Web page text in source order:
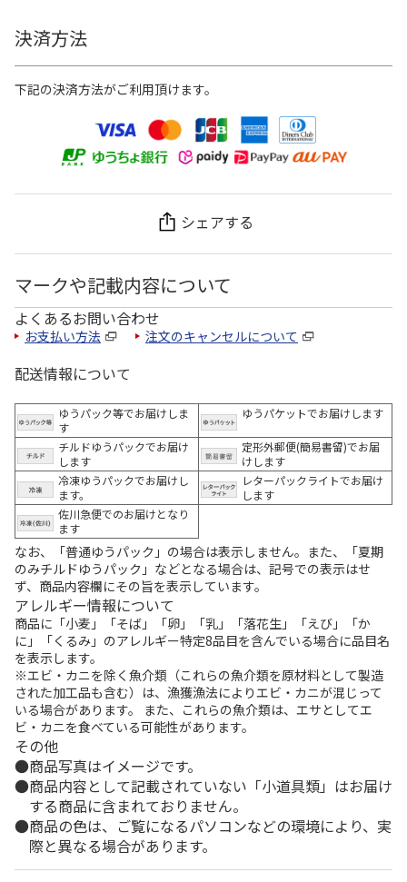
決済方法
下記の決済方法がご利用頂けます。
シェアする
マークや記載内容について
よくあるお問い合わせ
お支払い方法 注文のキャンセルについて
配送情報について
ゆうパック等でお届けしま
す
ゆうパケットでお届けします
チルドゆうパックでお届け
します
定形外郵便(簡易書留)でお届
けします
冷凍ゆうパックでお届けし
ます。
レターパックライトでお届け
します
佐川急便でのお届けとなり
ます
なお、「普通ゆうパック」の場合は表示しません。また、「夏期
のみチルドゆうパック」などとなる場合は、記号での表示はせ
ず、商品内容欄にその旨を表示しています。
アレルギー情報について
商品に「小麦」「そば」「卵」「乳」「落花生」「えび」「か
に」「くるみ」のアレルギー特定8品目を含んでいる場合に品目名
を表示します。
※エビ・カニを除く魚介類（これらの魚介類を原材料として製造
された加工品も含む）は、漁獲漁法によりエビ・カニが混じって
いる場合があります。 また、これらの魚介類は、エサとしてエ
ビ・カニを食べている可能性があります。
その他
商品写真はイメージです。
商品内容として記載されていない「小道具類」はお届け
する商品に含まれておりません。
商品の色は、ご覧になるパソコンなどの環境により、実
際と異なる場合があります。